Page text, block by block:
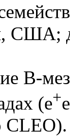
США;
B-
(e+e